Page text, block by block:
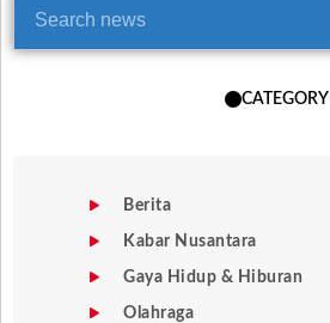
CATEGORY
Berita
Kabar Nusantara
Gaya Hidup & Hiburan
Olahraga